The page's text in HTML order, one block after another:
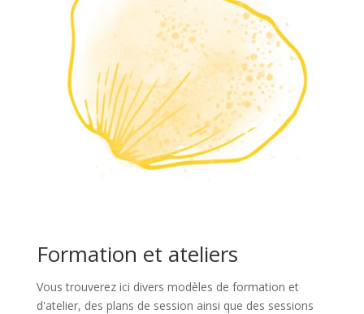
Formation et ateliers
Vous trouverez ici divers modèles de formation et
d'atelier, des plans de session ainsi que des sessions